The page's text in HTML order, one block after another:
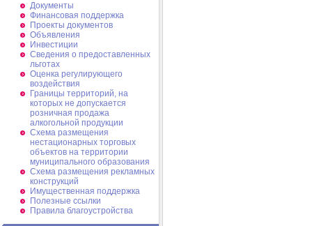
Документы
Финансовая поддержка
Проекты документов
Объявления
Инвестиции
Сведения о предоставленных
льготах
Оценка регулирующего
воздействия
Границы территорий, на
которых не допускается
розничная продажа
алкогольной продукции
Схема размещения
нестационарных торговых
объектов на территории
муниципального образования
Схема размещения рекламных
конструкций
Имущественная поддержка
Полезные ссылки
Правила благоустройства